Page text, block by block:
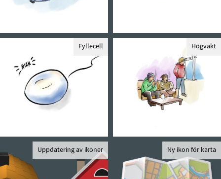
Fyllecell Högvakt
Uppdatering av ikoner Ny ikon för karta